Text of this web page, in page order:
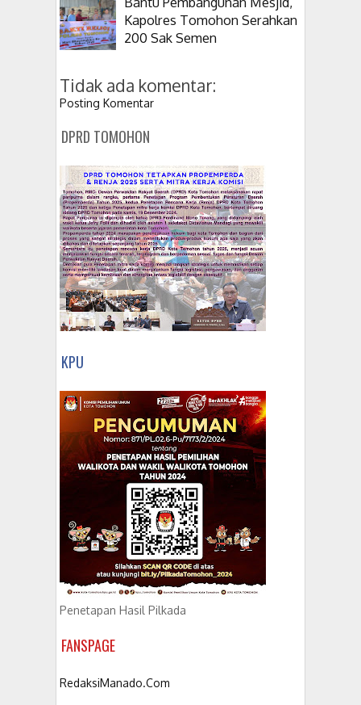
Kapolres Tomohon Serahkan
200 Sak Semen
Tidak ada komentar:
Posting Komentar
DPRD TOMOHON
KPU
Penetapan Hasil Pilkada
FANSPAGE
RedaksiManado.Com